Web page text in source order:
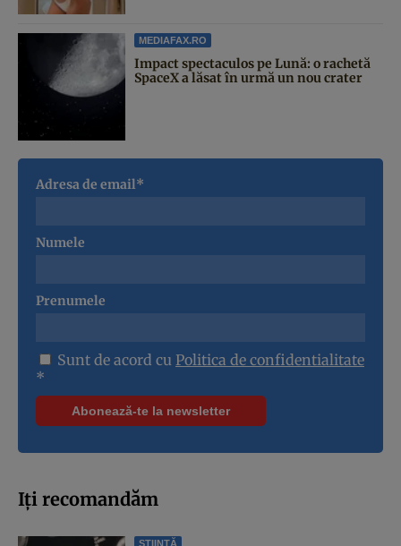
MEDIAFAX.RO
Impact spectaculos pe Lună: o rachetă
SpaceX a lăsat în urmă un nou crater
Adresa de email*
Numele
Prenumele
Sunt de acord cu Politica de confidentialitate
*
Iți recomandăm
ȘTIINȚĂ